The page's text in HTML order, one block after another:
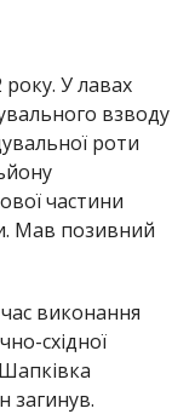
У лавах
взводу
роти
частини
Мав позивний
виконання
східної
загинув.